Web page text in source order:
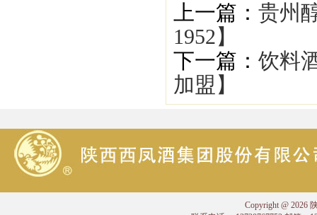
上一篇： 贵州
1952】
下一篇： 饮料
加盟】
Copyright @ 2026